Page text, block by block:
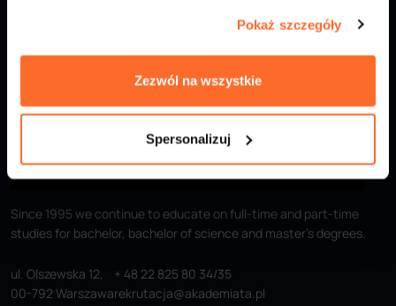
Pokaż szczegóły
Zezwól na wszystkie
Spersonalizuj
Since 1995 we continue to educate on full-time and part-time
studies for bachelor, bachelor of science and master’s degrees.
ul. Olszewska 12,
00-792 Warszawa
+ 48 22 825 80 34/35
rekrutacja@akademiata.pl